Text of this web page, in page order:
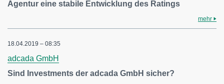
Agentur eine stabile Entwicklung des Ratings
mehr
18.04.2019 – 08:35
adcada GmbH
Sind Investments der adcada GmbH sicher?